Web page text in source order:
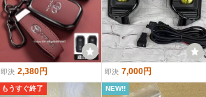
即決 2,380円 即決 7,000円
もうすぐ終了 NEW!!